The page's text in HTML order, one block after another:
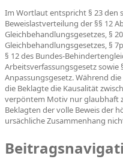
Im Wortlaut entspricht § 23 den
Beweislastverteilung der §§ 12
Gleichbehandlungsgesetzes, §
Gleichbehandlungsgesetzes, §
§ 12 des Bundes-
Arbeitsverfassungsgesetz sowie
Anpassungsgesetz. Während
die Beklagte die Kausalität
verpöntem Motiv nur glaubhaft
Beklagten der volle Beweis der
ursächliche Zusammenhang